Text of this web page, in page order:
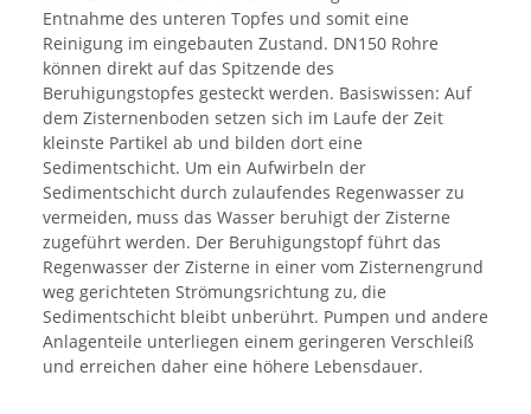
Entnahme des unteren Topfes und somit eine
Reinigung im eingebauten Zustand. DN150 Rohre
können direkt auf das Spitzende des
Beruhigungstopfes gesteckt werden. Basiswissen: Auf
dem Zisternenboden setzen sich im Laufe der Zeit
kleinste Partikel ab und bilden dort eine
Sedimentschicht. Um ein Aufwirbeln der
Sedimentschicht durch zulaufendes Regenwasser zu
vermeiden, muss das Wasser beruhigt der Zisterne
zugeführt werden. Der Beruhigungstopf führt das
Regenwasser der Zisterne in einer vom Zisternengrund
weg gerichteten Strömungsrichtung zu, die
Sedimentschicht bleibt unberührt. Pumpen und andere
Anlagenteile unterliegen einem geringeren Verschleiß
und erreichen daher eine höhere Lebensdauer.